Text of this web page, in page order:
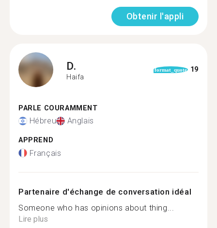
Obtenir l'appli
D.
Haifa
format_quote 19
PARLE COURAMMENT
Hébreu Anglais
APPREND
Français
Partenaire d'échange de conversation idéal
Someone who has opinions about thing...
Lire plus